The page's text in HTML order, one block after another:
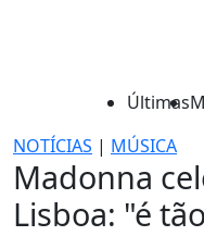
Últimas
NOTÍCIAS | MÚSICA
Madonna
Lisboa: "é